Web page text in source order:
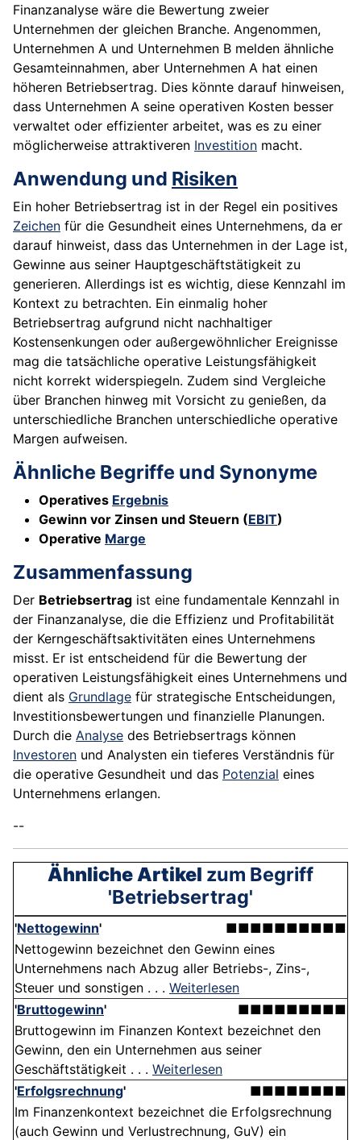
Finanzanalyse wäre die Bewertung zweier
Unternehmen der gleichen Branche. Angenommen,
Unternehmen A und Unternehmen B melden ähnliche
Gesamteinnahmen, aber Unternehmen A hat einen
höheren Betriebsertrag. Dies könnte darauf hinweisen,
dass Unternehmen A seine operativen Kosten besser
verwaltet oder effizienter arbeitet, was es zu einer
möglicherweise attraktiveren Investition macht.
Anwendung und Risiken
Ein hoher Betriebsertrag ist in der Regel ein positives
Zeichen für die Gesundheit eines Unternehmens, da er
darauf hinweist, dass das Unternehmen in der Lage ist,
Gewinne aus seiner Hauptgeschäftstätigkeit zu
generieren. Allerdings ist es wichtig, diese Kennzahl im
Kontext zu betrachten. Ein einmalig hoher
Betriebsertrag aufgrund nicht nachhaltiger
Kostensenkungen oder außergewöhnlicher Ereignisse
mag die tatsächliche operative Leistungsfähigkeit
nicht korrekt widerspiegeln. Zudem sind Vergleiche
über Branchen hinweg mit Vorsicht zu genießen, da
unterschiedliche Branchen unterschiedliche operative
Margen aufweisen.
Ähnliche Begriffe und Synonyme
Operatives Ergebnis
Gewinn vor Zinsen und Steuern (EBIT)
Operative Marge
Zusammenfassung
Der Betriebsertrag ist eine fundamentale Kennzahl in
der Finanzanalyse, die die Effizienz und Profitabilität
der Kerngeschäftsaktivitäten eines Unternehmens
misst. Er ist entscheidend für die Bewertung der
operativen Leistungsfähigkeit eines Unternehmens und
dient als Grundlage für strategische Entscheidungen,
Investitionsbewertungen und finanzielle Planungen.
Durch die Analyse des Betriebsertrags können
Investoren und Analysten ein tieferes Verständnis für
die operative Gesundheit und das Potenzial eines
Unternehmens erlangen.
--
Ähnliche Artikel zum Begriff
'Betriebsertrag'
'Nettogewinn'
■■■■■■■■■■
Nettogewinn bezeichnet den Gewinn eines
Unternehmens nach Abzug aller Betriebs-, Zins-,
Steuer und sonstigen . . . Weiterlesen
'Bruttogewinn'
■■■■■■■■■
Bruttogewinn im Finanzen Kontext bezeichnet den
Gewinn, den ein Unternehmen aus seiner
Geschäftstätigkeit . . . Weiterlesen
'Erfolgsrechnung'
■■■■■■■■
Im Finanzenkontext bezeichnet die Erfolgsrechnung
(auch Gewinn und Verlustrechnung, GuV) ein